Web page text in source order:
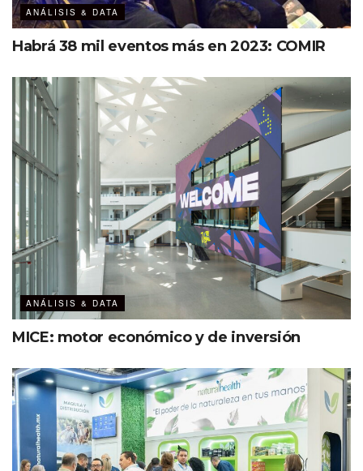
ANÁLISIS & DATA
Habrá 38 mil eventos más en 2023: COMIR
ANÁLISIS & DATA
MICE: motor económico y de inversión